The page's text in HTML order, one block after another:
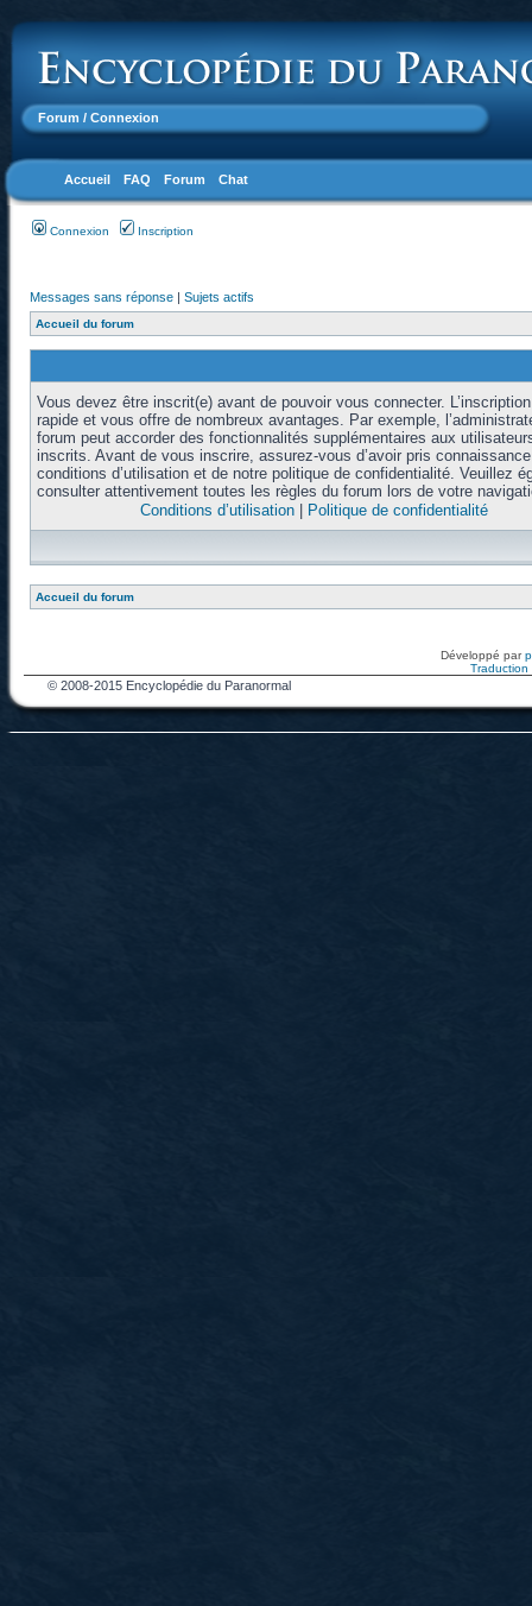
Forum / Connexion
Accueil FAQ Forum Chat
Connexion Inscription
Messages sans réponse | Sujets actifs
Accueil du forum
Vous devez être inscrit(e) avant de pouvoir vous connecter.
rapide et vous offre de nombreux avantages. Par exemple,
forum peut accorder des fonctionnalités supplémentaires aux
inscrits. Avant de vous inscrire, assurez-vous d’avoir pris
conditions d’utilisation et de notre politique de confidentialité. Veuillez
consulter attentivement toutes les règles du forum lors de votre
Conditions d’utilisation| Politique de confidentialité
Accueil du forum
Développé par
Traduction
© 2008-2015 Encyclopédie du Paranormal